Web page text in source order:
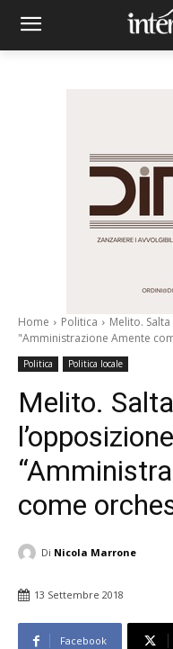
Home Politica
Melito.
"Amministrazione Amente
Politica Politica locale
Melito.
come
Di Nicola Marrone
13 Settembre 2018
Facebook